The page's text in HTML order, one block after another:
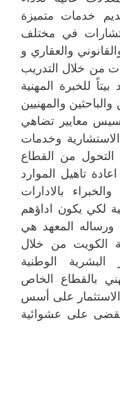
خدمات متميزة
في مختلف
والعقاري و
من خلال التدريب
للخبرة المهنية
والمهنيين
معايير تضاهي
وخدمات
التحول من القطاع
تاهيل الموارد
بالادارات
لكي يكون اداؤهم
ورساله المعهد هي
الكويت من خلال
الوطنية
بالقطاع الخاص
على أسس
على عشوائية